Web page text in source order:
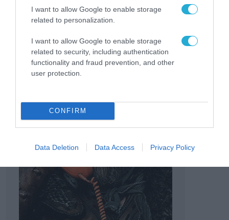
I want to allow Google to enable storage
related to personalization.
I want to allow Google to enable storage
related to security, including authentication
functionality and fraud prevention, and other
user protection.
CONFIRM
Data Deletion Data Access Privacy Policy
SONY WORLD PHOTOGRAPHY AWARDS 2027